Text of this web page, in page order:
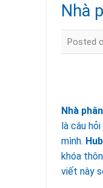
Nhà
Posted
Nhà
là câu
mình.
khóa
viết này